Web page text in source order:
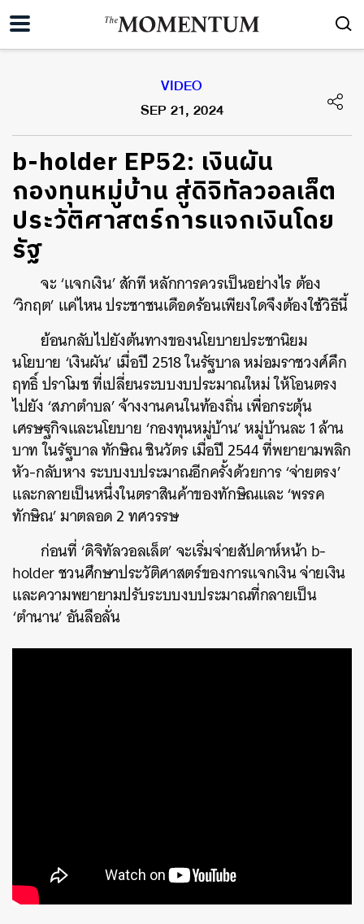
VIDEO
SEP 21, 2024
b-holder EP52: เงินผัน
กองทุนหมู่บ้าน สู่ดิจิทัลวอลเล็ต
ประวัติศาสตร์การแจกเงินโดย
รัฐ
จะ ‘แจกเงิน’ สักที หลักการควรเป็นอย่างไร ต้อง
‘วิกฤต’ แค่ไหน ประชาชนเดือดร้อนเพียงใดจึงต้องใช้วิธีนี้
ย้อนกลับไปยังต้นทางของนโยบายประชานิยม
นโยบาย ‘เงินผัน’ เมื่อปี 2518 ในรัฐบาล หม่อมราชวงศ์คึก
ฤทธิ์ ปราโมช ที่เปลี่ยนระบบงบประมาณใหม่ ให้โอนตรง
ไปยัง ‘สภาตำบล’ จ้างงานคนในท้องถิ่น เพื่อกระตุ้น
เศรษฐกิจและนโยบาย ‘กองทุนหมู่บ้าน’ หมู่บ้านละ 1 ล้าน
บาท ในรัฐบาล ทักษิณ ชินวัตร เมื่อปี 2544 ที่พยายามพลิก
หัว-กลับหาง ระบบงบประมาณอีกครั้งด้วยการ ‘จ่ายตรง’
และกลายเป็นหนึ่งในตราสินค้าของทักษิณและ ‘พรรค
ทักษิณ’ มาตลอด 2 ทศวรรษ
ก่อนที่ ‘ดิจิทัลวอลเล็ต’ จะเริ่มจ่ายสัปดาห์หน้า b-
holder ชวนศึกษาประวัติศาสตร์ของการแจกเงิน จ่ายเงิน
และความพยายามปรับระบบงบประมาณที่กลายเป็น
‘ตำนาน’ อันลือลั่น